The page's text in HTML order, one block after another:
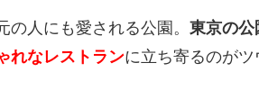
人にも愛される公園。 東京の公
れなレストランに立ち寄るのがツ